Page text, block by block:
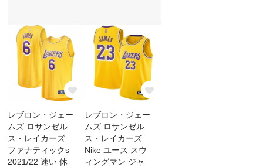
レブロン・ジェー
ムズ ロサンゼル
ス・レイカーズ
ファナティックs
2021/22 速い 休
レブロン・ジェー
ムズ ロサンゼル
ス・レイカーズ
Nike ユース スウ
ィングマン ジャ